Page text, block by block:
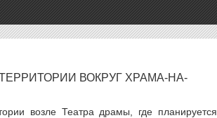
ВОКРУГ ХРАМА-НА-
возле Театра драмы, где планируется